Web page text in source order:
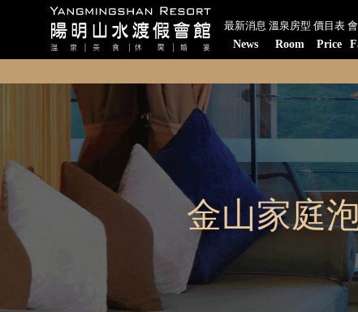
最新消息
News
溫泉房型
Room
價目表
Price
金山家庭